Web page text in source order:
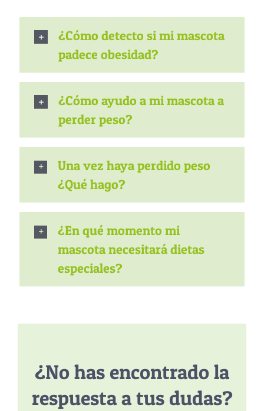
¿Cómo detecto si mi mascota
padece obesidad?
¿Cómo ayudo a mi mascota a
perder peso?
Una vez haya perdido peso
¿Qué hago?
¿En qué momento mi
mascota necesitará dietas
especiales?
¿No has encontrado la
respuesta a tus dudas?